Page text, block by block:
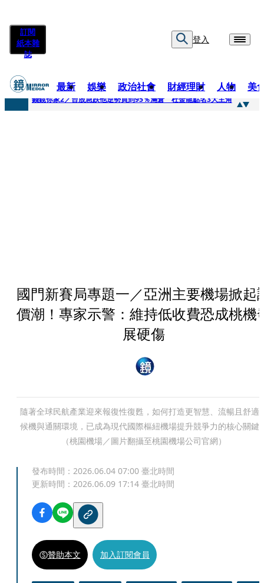
訂閱
紙本雜
誌
登入
最新 娛樂 政治社會 財經理財 人物 美
快訊
錢鏡你家2／台股急跌他逆勢買到95％滿倉 杜金龍點名3大主角
國門新賽局專題一／亞洲主要機場掀起
價潮！專家示警：維持低收費恐成桃機
展硬傷
隨著全球民航產業迎來報復性復甦，如何打造更智慧、流暢且舒適
候機與通關環境，已成為現代國際樞紐機場提升競爭力的核心關鍵
（桃園機場／圖片翻攝至桃園機場公司官網）
發布時間： 2026.06.04 07:00 臺北時間
更新時間： 2026.06.09 17:14 臺北時間
贊助本文 加入訂閱會員